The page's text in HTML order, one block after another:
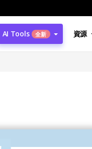
AI Tools 全新 資源